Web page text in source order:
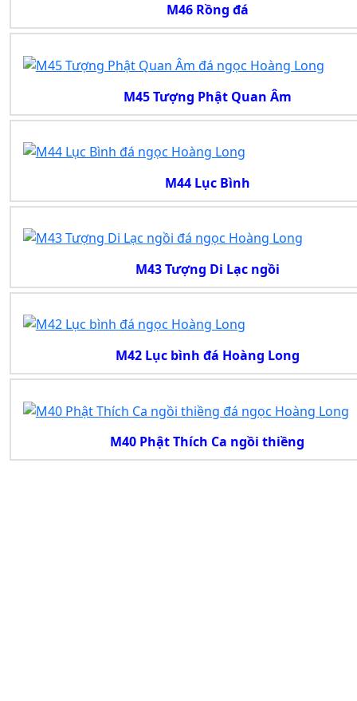
M46 Rồng đá
M45 Tượng Phật Quan Âm
M44 Lục Bình
M43 Tượng Di Lạc ngồi
M42 Lục bình đá Hoàng Long
M40 Phật Thích Ca ngồi thiềng